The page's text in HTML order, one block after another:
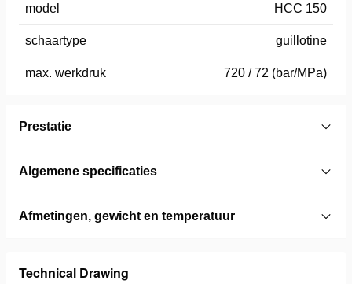
model HCC 150
schaartype guillotine
max. werkdruk 720 / 72 (bar/MPa)
Prestatie
Algemene specificaties
Afmetingen, gewicht en temperatuur
Technical Drawing